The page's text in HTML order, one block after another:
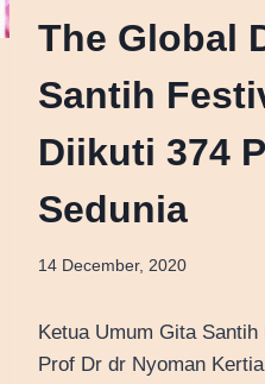
The Global
Santih
Diikuti 374
Sedunia
14 December, 2020
Ketua Umum Gita
Prof Dr dr Nyoman